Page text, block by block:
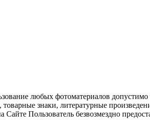
любых фотоматериалов допустимо
знаки, литературные
Пользователь безвозмездно